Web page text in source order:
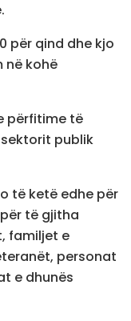
për qind dhe kjo
në kohë
përfitime të
publik
të ketë edhe për
të gjitha
familjet e
personat
e dhunës